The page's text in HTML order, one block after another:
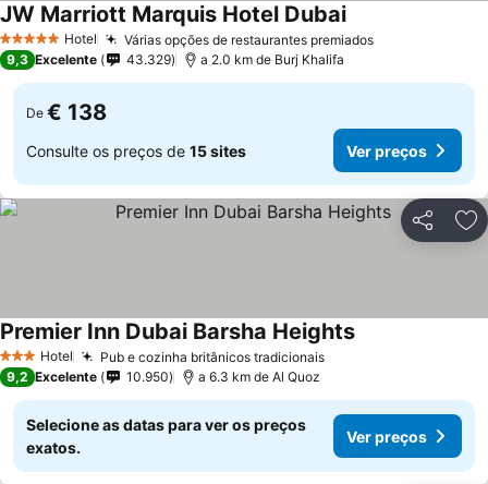
5 Estrelas Hotel Várias opções de restaurantes premiadosVer preços
JW Marriott Marquis Hotel DubaiVer preços
9,3 Excelente 43.329 a 2.0 km de Burj Khalifa
De € 138
Consulte os preços de 15 sites Ver preços
Partilhar
3 EstrelasHotel Pub e cozinha britânicos tradicionaisVer preços
Premier Inn Dubai Barsha HeightsVer preços
9,2 Excelente 10.950 a 6.3 km de Al Quoz
Selecione as datas para ver os preços
exatos.
Ver preços